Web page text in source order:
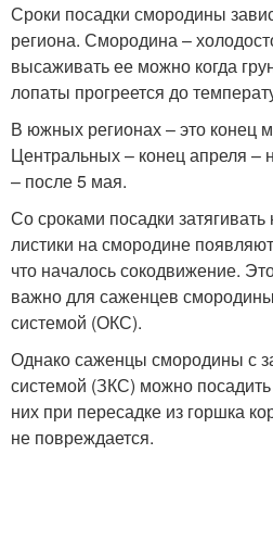
Сроки посадки смородины
региона. Смородина –
высаживать ее можно когда
лопаты прогреется до
В южных регионах – это конец
Центральных – конец апреля –
– после 5 мая.
Со сроками посадки
листики на смородине
что началось сокодвижение.
важно для саженцев
системой (ОКС).
Однако саженцы смородины с
системой (ЗКС) можно
них при пересадке из горшка
не повреждается.